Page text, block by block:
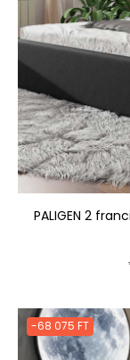
PALIGEN 2
-68 075 FT